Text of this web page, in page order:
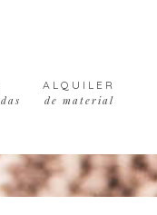
ALQUILER
de material